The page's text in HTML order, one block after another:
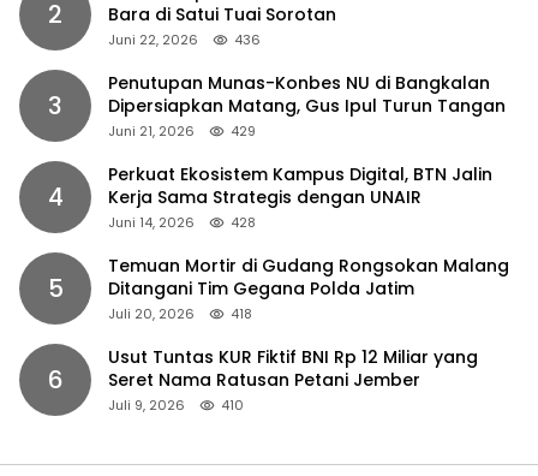
2
Bara di Satui Tuai Sorotan
Juni 22, 2026 436
3
Penutupan Munas-Konbes NU di Bangkalan
Dipersiapkan Matang, Gus Ipul Turun Tangan
Juni 21, 2026 429
4
Perkuat Ekosistem Kampus Digital, BTN Jalin
Kerja Sama Strategis dengan UNAIR
Juni 14, 2026 428
5
Temuan Mortir di Gudang Rongsokan Malang
Ditangani Tim Gegana Polda Jatim
Juli 20, 2026 418
6
Usut Tuntas KUR Fiktif BNI Rp 12 Miliar yang
Seret Nama Ratusan Petani Jember
Juli 9, 2026 410